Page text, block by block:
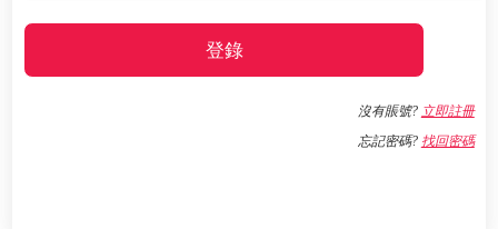
登錄
沒有賬號? 立即註冊
忘記密碼? 找回密碼